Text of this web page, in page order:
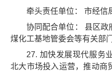
牵头责任单位： 市经信
协同配合单位： 县区政
煤化工基地管委会等有关部门
27. 加快发展现代服务
北大市场投入运营，推动商